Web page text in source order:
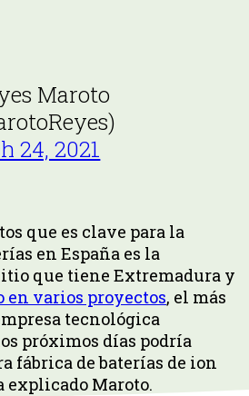
Maroto
24, 2021
que es clave para la
en España es la
que tiene Extremadura y
en varios proyectos, el más
tecnológica
próximos días podría
fábrica de baterías de ion
explicado Maroto.